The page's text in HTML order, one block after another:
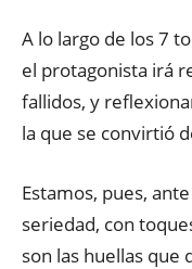
A lo largo de los 7
el protagonista irá
fallidos, y
la que se convirtió
Estamos, pues,
seriedad, con
son las huellas que